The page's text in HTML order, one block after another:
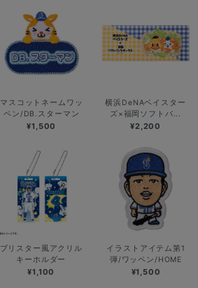
マスコットネームワッ
ペン/DB.スターマン
¥1,500
横浜DeNAベイスター
ズ×福岡ソフトバ...
¥2,200
ブリスター風アクリル
キーホルダー
¥1,100
イラストアイテム第1
弾/ワッペン/HOME
¥1,500